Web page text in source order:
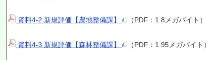
資料4-2 新規評価【農地整備課】 （PDF：1.8メガバイト）
資料4-3 新規評価【森林整備課】 （PDF：1.95メガバイト）